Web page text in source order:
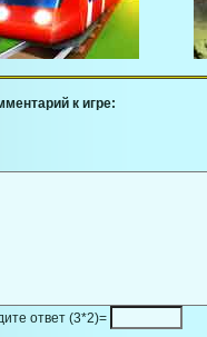
к игре:
ответ (3*2)=